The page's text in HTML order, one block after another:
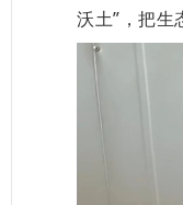
沃土”，把生